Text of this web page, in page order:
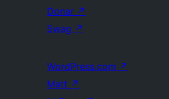
Donar ↗
Swag ↗
WordPress.com ↗
Matt ↗